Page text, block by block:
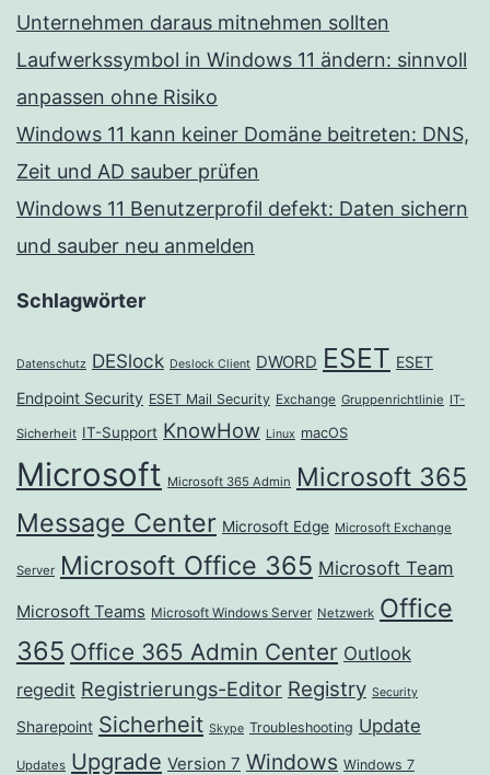
Unternehmen daraus mitnehmen sollten
Laufwerkssymbol in Windows 11 ändern: sinnvoll
anpassen ohne Risiko
Windows 11 kann keiner Domäne beitreten: DNS,
Zeit und AD sauber prüfen
Windows 11 Benutzerprofil defekt: Daten sichern
und sauber neu anmelden
Schlagwörter
Datenschutz DESlock Deslock Client DWORD ESET ESET
Endpoint Security ESET Mail Security Exchange Gruppenrichtlinie IT-
Sicherheit IT-Support KnowHow Linux macOS
Microsoft Microsoft 365 Admin Microsoft 365
Message Center Microsoft Edge Microsoft Exchange
Server Microsoft Office 365 Microsoft Team
Microsoft Teams Microsoft Windows Server Netzwerk Office
365 Office 365 Admin Center Outlook
regedit Registrierungs-Editor Registry Security
Sharepoint Sicherheit Skype Troubleshooting Update
Updates Upgrade Version 7 Windows Windows 7